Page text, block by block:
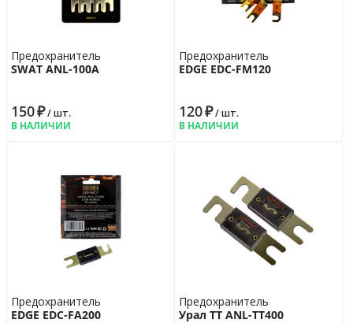
Предохранитель
SWAT ANL-100A
150₽/ шт.
В НАЛИЧИИ
Предохранитель
EDGE EDC-FM120
120₽/ шт.
В НАЛИЧИИ
Предохранитель
EDGE EDC-FA200
Предохранитель
Урал ТТ ANL-ТТ400